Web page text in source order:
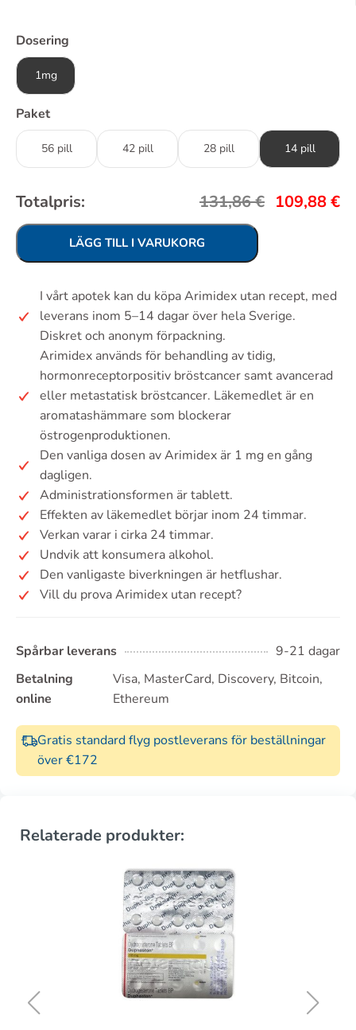
Dosering
1mg
Paket
56 pill 42 pill 28 pill 14 pill
Totalpris: 131,86€ 109,88€
LÄGG TILL I VARUKORG
I vårt apotek kan du köpa Arimidex utan recept, med
leverans inom 5–14 dagar över hela Sverige.
Diskret och anonym förpackning.
Arimidex används för behandling av tidig,
hormonreceptorpositiv bröstcancer samt avancerad
eller metastatisk bröstcancer. Läkemedlet är en
aromatashämmare som blockerar
östrogenproduktionen.
Den vanliga dosen av Arimidex är 1 mg en gång
dagligen.
Administrationsformen är tablett.
Effekten av läkemedlet börjar inom 24 timmar.
Verkan varar i cirka 24 timmar.
Undvik att konsumera alkohol.
Den vanligaste biverkningen är hetflushar.
Vill du prova Arimidex utan recept?
Spårbar leverans
9-21 dagar
Betalning
online
Visa, MasterCard, Discovery, Bitcoin,
Ethereum
Gratis standard flyg postleverans för beställningar
över €172
Relaterade produkter: